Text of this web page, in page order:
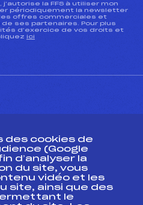
la FFS à utiliser mon
périodiquement la newsletter
offres commerciales et
de ses partenaires. Pour plus
d’exercice de vos droits et
ici
des cookies de
(Google
d’analyser la
du site, vous
vidéo et les
site, ainsi que des
le